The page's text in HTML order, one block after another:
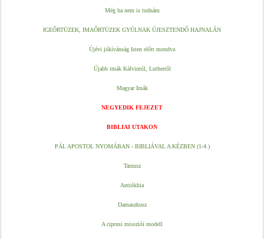
Még ha nem is tudnám
IGEŐRTÜZEK, IMAŐRTÜZEK GYÚLNAK ÚJESZTENDŐ HAJNALÁN
Újévi jókívánság Isten előtt mondva
Újabb imák Kálvintól, Luthertől
Magyar Imák
NEGYEDIK FEJEZET
BIBLIAI UTAKON
PÁL APOSTOL NYOMÁBAN - BIBLIÁVAL A KÉZBEN (1-4.)
Tarzusz
Antiókhia
Damaszkusz
A ciprusi missziói modell